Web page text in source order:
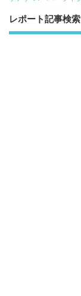
レポート記事検索